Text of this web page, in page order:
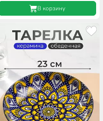
В корзину